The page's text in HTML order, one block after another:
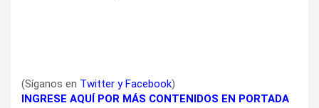
(Síganos en Twitter yFacebook)
INGRESE AQUÍ POR MÁS CONTENIDOS EN PORTADA